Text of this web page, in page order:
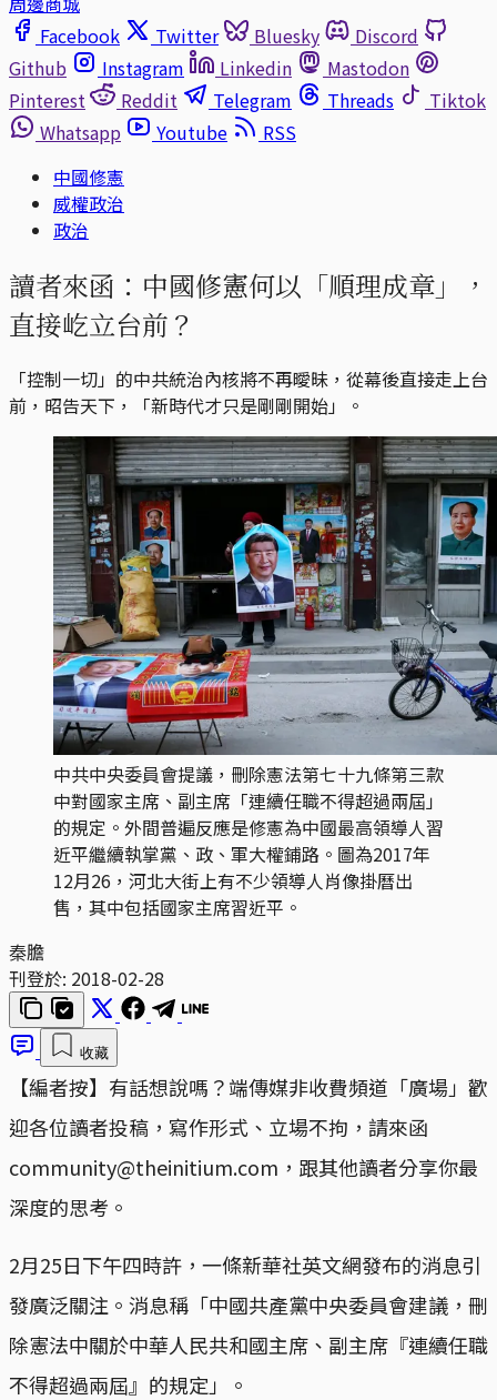
Facebook
Twitter Bluesky
Discord
Github
Instagram Linkedin
Mastodon
Pinterest
Reddit Telegram Threads
Tiktok
Whatsapp
Youtube
RSS
中國修憲
威權政治
政治
讀者來函：中國修憲何以「順理成章」，
直接屹立台前？
「控制一切」的中共統治內核將不再曖昧，從幕後直接走上台
前，昭告天下，「新時代才只是剛剛開始」。
中共中央委員會提議，刪除憲法第七十九條第三款
中對國家主席、副主席「連續任職不得超過兩屆」
的規定。外間普遍反應是修憲為中國最高領導人習
近平繼續執掌黨、政、軍大權鋪路。圖為2017年
12月26，河北大街上有不少領導人肖像掛曆出
售，其中包括國家主席習近平。
秦膽
刊登於: 2018-02-28
收藏
【編者按】有話想說嗎？端傳媒非收費頻道「廣場」歡
迎各位讀者投稿，寫作形式、立場不拘，請來函
community@theinitium.com，跟其他讀者分享你最
深度的思考。
2月25日下午四時許，一條新華社英文網發布的消息引
發廣泛關注。消息稱「中國共產黨中央委員會建議，刪
除憲法中關於中華人民共和國主席、副主席『連續任職
不得超過兩屆』的規定」。